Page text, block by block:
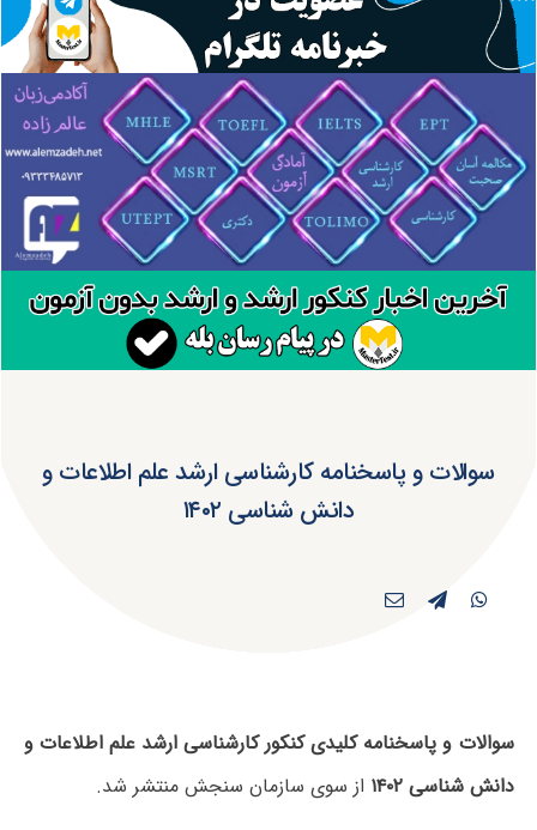
سوالات و پاسخنامه کارشناسی ارشد علم اطلاعات و
دانش شناسی ۱۴۰۲
سوالات و پاسخنامه کلیدی کنکور کارشناسی ارشد علم اطلاعات و
دانش شناسی ۱۴۰۲
از سوی سازمان سنجش منتشر شد.